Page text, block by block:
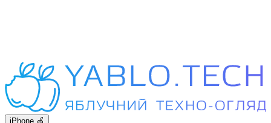
iPhone 🍏